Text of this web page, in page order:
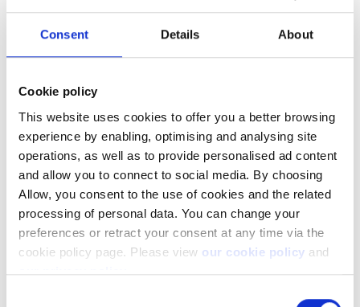
Consent Details About
Cookie policy
This website uses cookies to offer you a better browsing
experience by enabling, optimising and analysing site
operations, as well as to provide personalised ad content
and allow you to connect to social media. By choosing
Allow, you consent to the use of cookies and the related
processing of personal data. You can change your
preferences or retract your consent at any time via the
cookie policy page. Please view our cookie policy and
our privacy policy.
Pas encore client ?
d'investissement, nos produits et nos prix
Articles associés
Les opérations non comptabilisées dans votre
solde espèces